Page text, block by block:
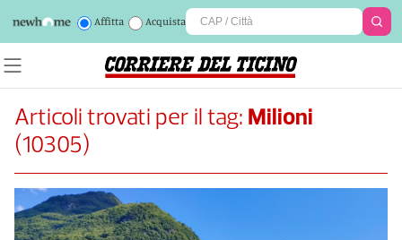
Affitta Acquista
Articoli trovati per il tag: Milioni
(10305)